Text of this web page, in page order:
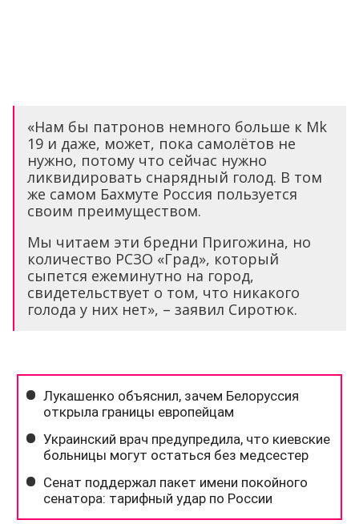
«Нам бы патронов немного больше к Mk
19 и даже, может, пока самолётов не
нужно, потому что сейчас нужно
ликвидировать снарядный голод. В том
же самом Бахмуте Россия пользуется
своим преимуществом.
Мы читаем эти бредни Пригожина, но
количество РСЗО «Град», который
сыпется ежеминутно на город,
свидетельствует о том, что никакого
голода у них нет», – заявил Сиротюк.